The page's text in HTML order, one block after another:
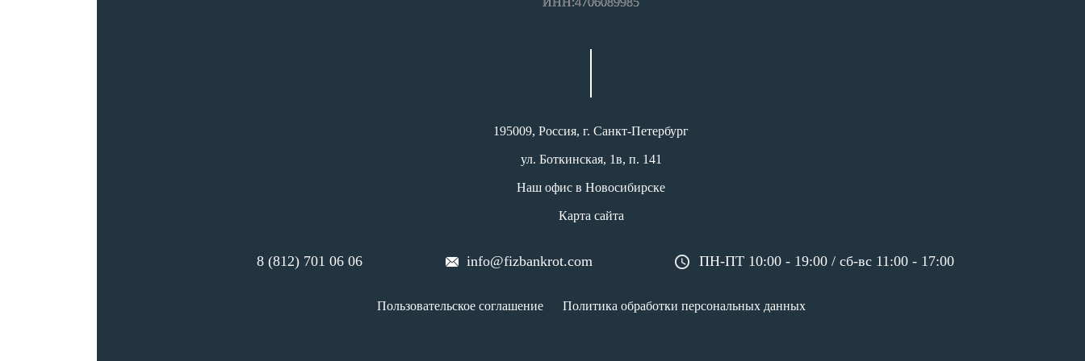
195009, Россия, г. Санкт-Петербург
ул. Боткинская, 1в, п. 141
Наш офис в Новосибирске
Карта сайта
8 (812) 701 06 06 info@fizbankrot.com ПН-ПТ 10:00 - 19:00 / сб-вс 11:00 - 17:00
Пользовательское соглашение Политика обработки персональных данных